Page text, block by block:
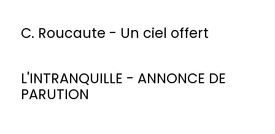
C. Roucaute - Un ciel offert
L'INTRANQUILLE - ANNONCE DE
PARUTION